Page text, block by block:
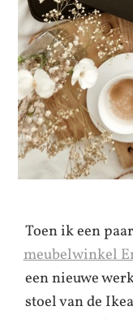
Toen ik een
meubelwinkel
een nieuwe
stoel van de